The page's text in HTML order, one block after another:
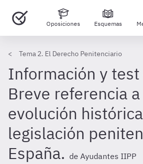
Oposiciones Esquemas
Tema 2. El Derecho Penitenciario
Información y
Breve referencia
evolución
legislación
España. de Ayudantes IIPP